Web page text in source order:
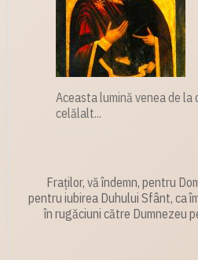
Aceasta lumină venea de la
celălalt...
Fraților, vă îndemn, pentru
pentru iubirea Duhului Sfânt, ca
în rugăciuni către Dumnezeu